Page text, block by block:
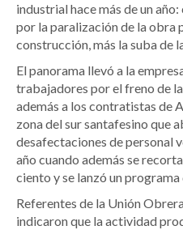
industrial hace más de un
por la paralización de la obra
construcción, más la suba de
El panorama llevó a la
trabajadores por el freno de
además a los contratistas de
zona del sur santafesino que
desafectaciones de personal
año cuando además se
ciento y se lanzó un
Referentes de la Unión
indicaron que la actividad